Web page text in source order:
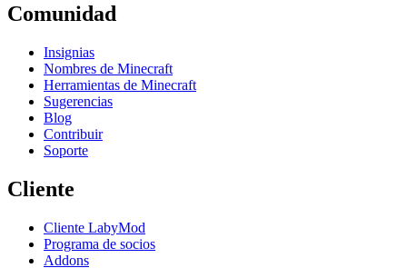
Comunidad
Insignias
Nombres de Minecraft
Herramientas de Minecraft
Sugerencias
Blog
Contribuir
Soporte
Cliente
Cliente LabyMod
Programa de socios
Addons